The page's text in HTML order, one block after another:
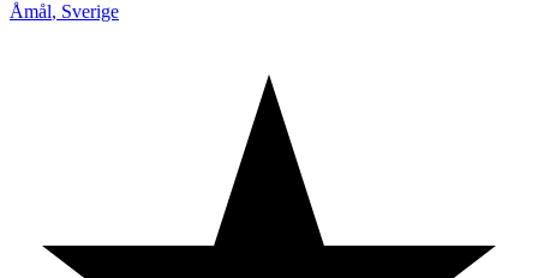
Åmål, Sverige